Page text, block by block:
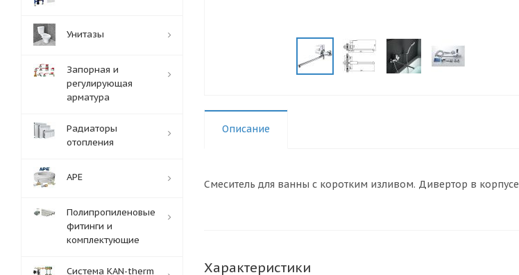
Описание
Смеситель для ванны с коротким изливом. Дивертор в корпусе
Характеристики
Унитазы
Запорная и
регулирующая
арматура
Радиаторы
отопления
APE
Полипропиленовые
фитинги и
комплектующие
Система KAN-therm